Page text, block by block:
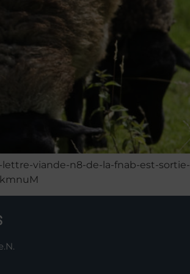
viande-n8-de-la-fnab-est-sortie-